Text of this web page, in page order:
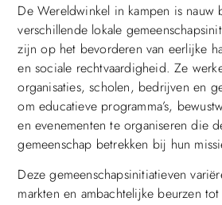
De Wereldwinkel in kampen is nauw
verschillende lokale
zijn op het bevorderen van eerlijke
en sociale rechtvaardigheid. Ze
organisaties, scholen, bedrijven en
om educatieve programma’s,
en evenementen te organiseren die
gemeenschap betrekken bij hun
Deze gemeenschapsinitiatieven
markten en ambachtelijke beurzen